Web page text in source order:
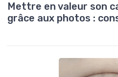
Mettre en valeur son
grâce aux photos :